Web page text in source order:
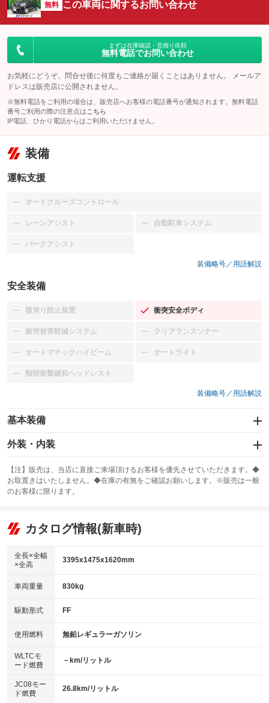
無料 この車両に関するお問い合わせ
まずは在庫確認・見積り依頼
無料電話でお問い合わせ
お気軽にどうぞ。問合せ後に何度もご連絡が届くことはありません。 メールア
ドレスは販売店に公開されません。
※無料電話をご利用の場合は、販売店へお客様の電話番号が通知されます。無料電話
番号ご利用の際の注意点は こちら
IP電話、ひかり電話からはご利用いただけません。
装備
運転支援
オートクルーズコントロール
：装備なし
レーンアシスト
：装備なし 自動駐車システム
：装備なし
パークアシスト
：装備なし
装備略号／用語解説
安全装備
横滑り防止装置
：装備なし 衝突安全ボディ
：装備あり
衝突被害軽減システム
：装備なし クリアランスソナー
：装備なし
オートマチックハイビーム
：装備なし オートライト
：装備なし
頸部衝撃緩和ヘッドレスト
：装備なし
装備略号／用語解説
基本装備
エアバッグ：運転席/助手席
：装備あり
：装備なし
サンルーフ
：装備なし ABS
リフトアップ
：装備なし
：装備なし
パワーウィンドウ
アイドリングストップ
：装備あり
USB入力端子
：装備あり
100V電源
：装備なし
センターデフロック
：装備なし
電動格納ミラー
：装備あり
外装・内装
カーナビ：SDナビ
：装備あり
TV：ワンセグ
：装備あり
ビジュアル：-／DVD再生
：装備あり
アルミホイール
：装備なし
HID(キセノンライト)
バックカメラ
エアロ
：装備なし
ローダウン
：装備なし
【注】販売は、当店に直接ご来場頂けるお客様を優先させていただきます。◆
お取置きはいたしません。◆在庫の有無をご確認お願いします。※販売は一般
のお客様に限ります。
カタログ情報(新車時)
全長×全幅
×全高
3395x1475x1620mm
車両重量 830kg
駆動形式 FF
使用燃料 無鉛レギュラーガソリン
WLTCモ
ード燃費
－km/リットル
JC08モー
ド燃費
26.8km/リットル